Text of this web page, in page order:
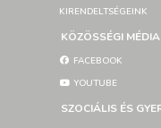
KIRENDELTSÉGEINK
KÖZÖSSÉGI MÉDIA
FACEBOOK
YOUTUBE
SZOCIÁLIS ÉS